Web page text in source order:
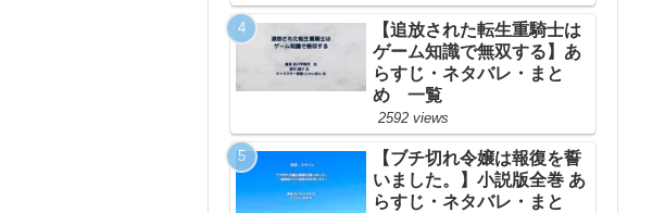
【追放された転生重騎士は
ゲーム知識で無双する】あ
らすじ・ネタバレ・まと
め 一覧
2592 views
【ブチ切れ令嬢は報復を誓
いました。】小説版全巻 あ
らすじ・ネタバレ・まと